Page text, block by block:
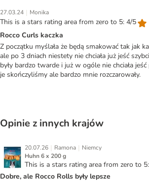
27.03.24 | Monika
This is a stars rating area from zero to 5: 4/5
Rocco Curls kaczka
Z początku myślała że będą smakować tak jak
ale po 3 dniach niestety nie chciała już jeść
były bardzo twarde i już w ogóle nie chciała
je skończyliśmy ale bardzo mnie rozczarowały.
Opinie z innych krajów
20.07.26 | Ramona | Niemcy
Huhn 6 x 200 g
This is a stars rating area from zero to
Dobre, ale Rocco Rolls były lepsze